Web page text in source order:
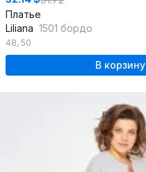
Платье
Liliana 1501 бордо
48, 50
В корзину